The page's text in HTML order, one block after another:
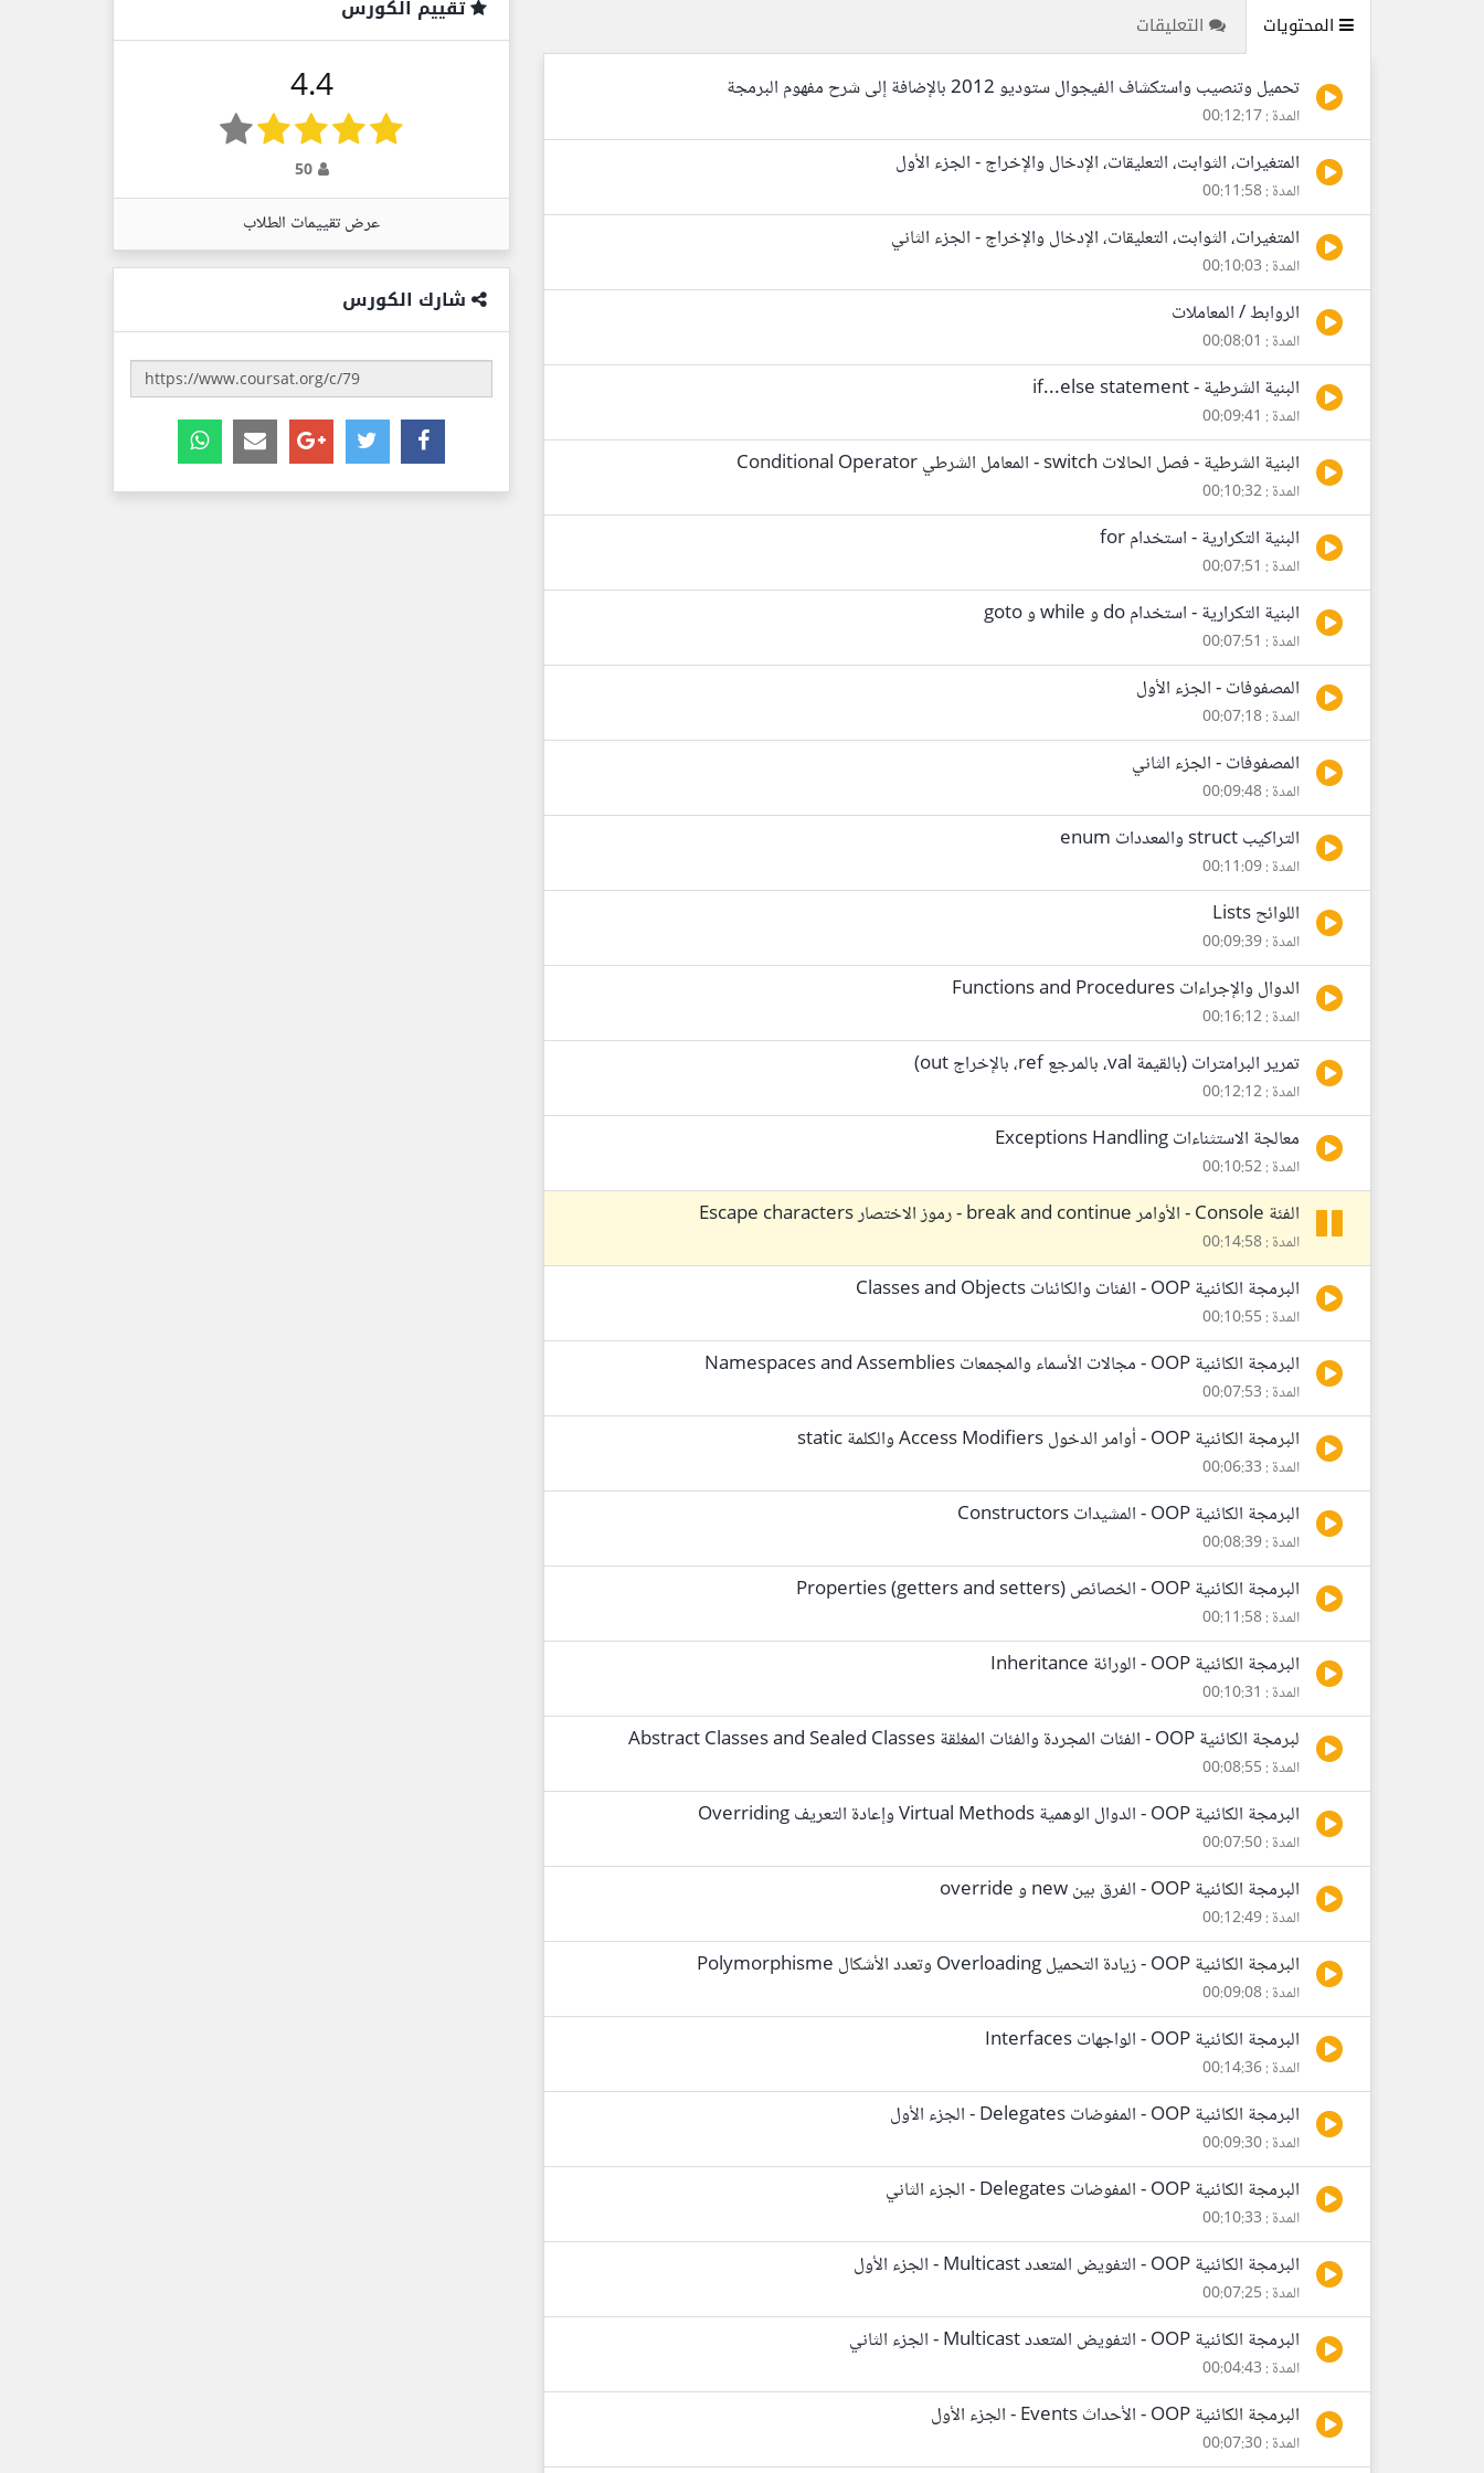
المحتويات التعليقات
تحميل وتنصيب واستكشاف الفيجوال ستوديو 2012 بالإضافة إلى شرح مفهوم البرمجة
المدة : 00:12:17
المتغيرات، الثوابت، التعليقات، الإدخال والإخراج - الجزء الأول
المدة : 00:11:58
المتغيرات، الثوابت، التعليقات، الإدخال والإخراج - الجزء الثاني
المدة : 00:10:03
الروابط / المعاملات
المدة : 00:08:01
البنية الشرطية - if...else statement
المدة : 00:09:41
البنية الشرطية - فصل الحالات switch - المعامل الشرطي Conditional Operator
المدة : 00:10:32
البنية التكرارية - استخدام for
المدة : 00:07:51
البنية التكرارية - استخدام do و while و goto
المدة : 00:07:51
المصفوفات - الجزء الأول
المدة : 00:07:18
المصفوفات - الجزء الثاني
المدة : 00:09:48
التراكيب struct والمعددات enum
المدة : 00:11:09
اللوائح Lists
المدة : 00:09:39
الدوال والإجراءات Functions and Procedures
المدة : 00:16:12
تمرير البرامترات (بالقيمة val، بالمرجع ref، بالإخراج out)
المدة : 00:12:12
معالجة الاستثناءات Exceptions Handling
المدة : 00:10:52
الفئة Console - الأوامر break and continue - رموز الاختصار Escape characters
المدة : 00:14:58
البرمجة الكائنية OOP - الفئات والكائنات Classes and Objects
المدة : 00:10:55
البرمجة الكائنية OOP - مجالات الأسماء والمجمعات Namespaces and Assemblies
المدة : 00:07:53
البرمجة الكائنية OOP - أوامر الدخول Access Modifiers والكلمة static
المدة : 00:06:33
البرمجة الكائنية OOP - المشيدات Constructors
المدة : 00:08:39
البرمجة الكائنية OOP - الخصائص Properties (getters and setters)
المدة : 00:11:58
البرمجة الكائنية OOP - الورائة Inheritance
المدة : 00:10:31
لبرمجة الكائنية OOP - الفئات المجردة والفئات المغلقة Abstract Classes and Sealed Classes
المدة : 00:08:55
البرمجة الكائنية OOP - الدوال الوهمية Virtual Methods وإعادة التعريف Overriding
المدة : 00:07:50
البرمجة الكائنية OOP - الفرق بين new و override
المدة : 00:12:49
البرمجة الكائنية OOP - زيادة التحميل Overloading وتعدد الأشكال Polymorphisme
المدة : 00:09:08
البرمجة الكائنية OOP - الواجهات Interfaces
المدة : 00:14:36
البرمجة الكائنية OOP - المفوضات Delegates - الجزء الأول
المدة : 00:09:30
البرمجة الكائنية OOP - المفوضات Delegates - الجزء الثاني
المدة : 00:10:33
البرمجة الكائنية OOP - التفويض المتعدد Multicast - الجزء الأول
المدة : 00:07:25
البرمجة الكائنية OOP - التفويض المتعدد Multicast - الجزء الثاني
المدة : 00:04:43
البرمجة الكائنية OOP - الأحداث Events - الجزء الأول
المدة : 00:07:30
تقييم الكورس
4.4
50
عرض تقييمات الطلاب
شارك الكورس